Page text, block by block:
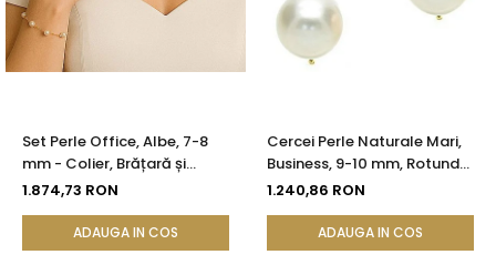
Set Perle Office, Albe, 7-8
mm - Colier, Brățară și
Cercei, Aur Galben 14K |
1.874,73 RON
ADAUGA IN COS
Cercei Perle Naturale Mari,
Business, 9-10 mm, Rotunde
AAA, Aur 14K (aur 585) |
1.240,86 RON
ADAUGA IN COS